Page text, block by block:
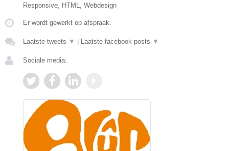
Responsive, HTML, Webdesign
Er wordt gewerkt op afspraak.
Laatste tweets ▼ | Laatste facebook posts ▼
Sociale media: